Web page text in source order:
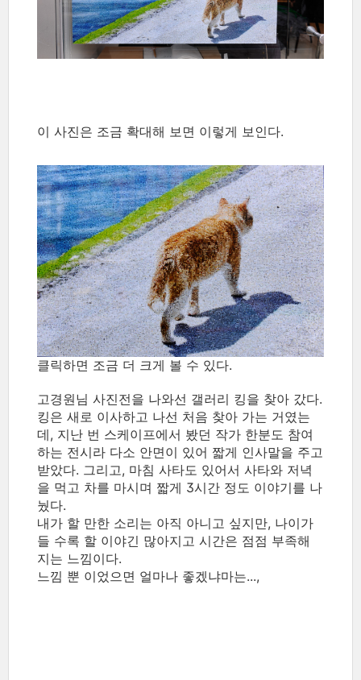
이 사진은 조금 확대해 보면 이렇게 보인다.
클릭하면 조금 더 크게 볼 수 있다.
고경원님 사진전을 나와선 갤러리 킹을 찾아 갔다.
킹은 새로 이사하고 나선 처음 찾아 가는 거였는
데, 지난 번 스케이프에서 봤던 작가 한분도 참여
하는 전시라 다소 안면이 있어 짧게 인사말을 주고
받았다. 그리고, 마침 사타도 있어서 사타와 저녁
을 먹고 차를 마시며 짧게 3시간 정도 이야기를 나
눴다.
내가 할 만한 소리는 아직 아니고 싶지만, 나이가
들 수록 할 이야긴 많아지고 시간은 점점 부족해
지는 느낌이다.
느낌 뿐 이었으면 얼마나 좋겠냐마는...,